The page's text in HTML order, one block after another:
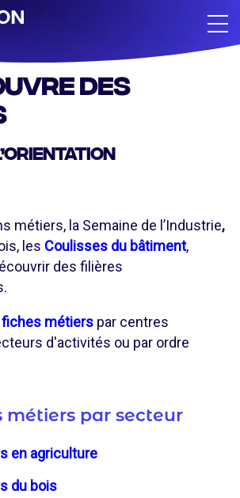
des
métiers, la Semaine de l’Industrie,
les Coulisses du bâtiment,
des filières
métiers par centres
d'activités ou par ordre
métiers par secteur
en agriculture
du bois